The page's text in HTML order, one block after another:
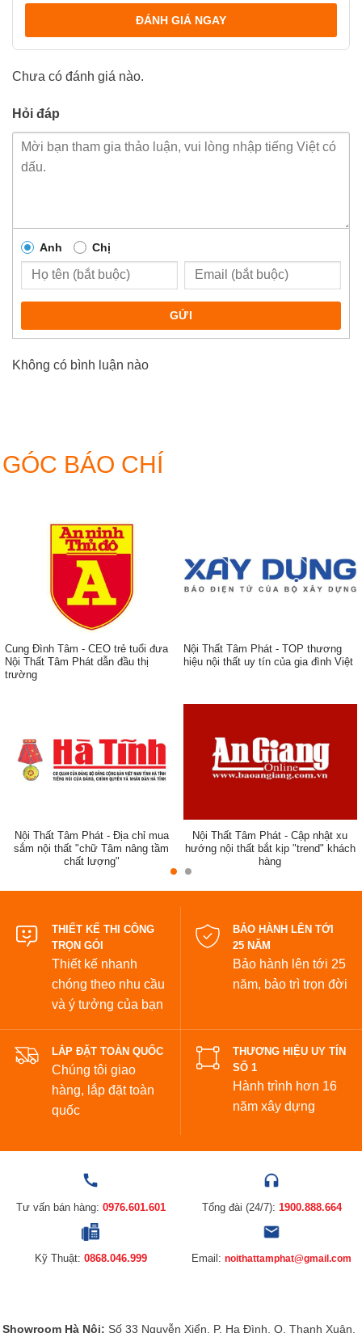
ĐÁNH GIÁ NGAY
Chưa có đánh giá nào.
Hỏi đáp
Anh Chị
GỬI
Không có bình luận nào
GÓC BÁO CHÍ
Cung Đình Tâm - CEO trẻ tuổi đưa
Nội Thất Tâm Phát dẫn đầu thị
trường
Nội Thất Tâm Phát - TOP thương
hiệu nội thất uy tín của gia đình Việt
Nội Thất Tâm Phát - Địa chỉ mua
sắm nội thất "chữ Tâm nâng tầm
chất lượng"
Nội Thất Tâm Phát - Cập nhật xu
hướng nội thất bắt kịp "trend" khách
hàng
THIẾT KẾ THI CÔNG
TRỌN GÓI
Thiết kế nhanh
chóng theo nhu cầu
và ý tưởng của bạn
BẢO HÀNH LÊN TỚI
25 NĂM
Bảo hành lên tới 25
năm, bảo trì trọn đời
LẮP ĐẶT TOÀN QUỐC
Chúng tôi giao
hàng, lắp đặt toàn
quốc
THƯƠNG HIỆU UY TÍN
SỐ 1
Hành trình hơn 16
năm xây dựng
Tư vấn bán hàng: 0976.601.601 Tổng đài (24/7): 1900.888.664
Kỹ Thuật: 0868.046.999 Email: noithattamphat@gmail.com
Showroom Hà Nội: Số 33 Nguyễn Xiển, P. Hạ Đình, Q. Thanh Xuân,